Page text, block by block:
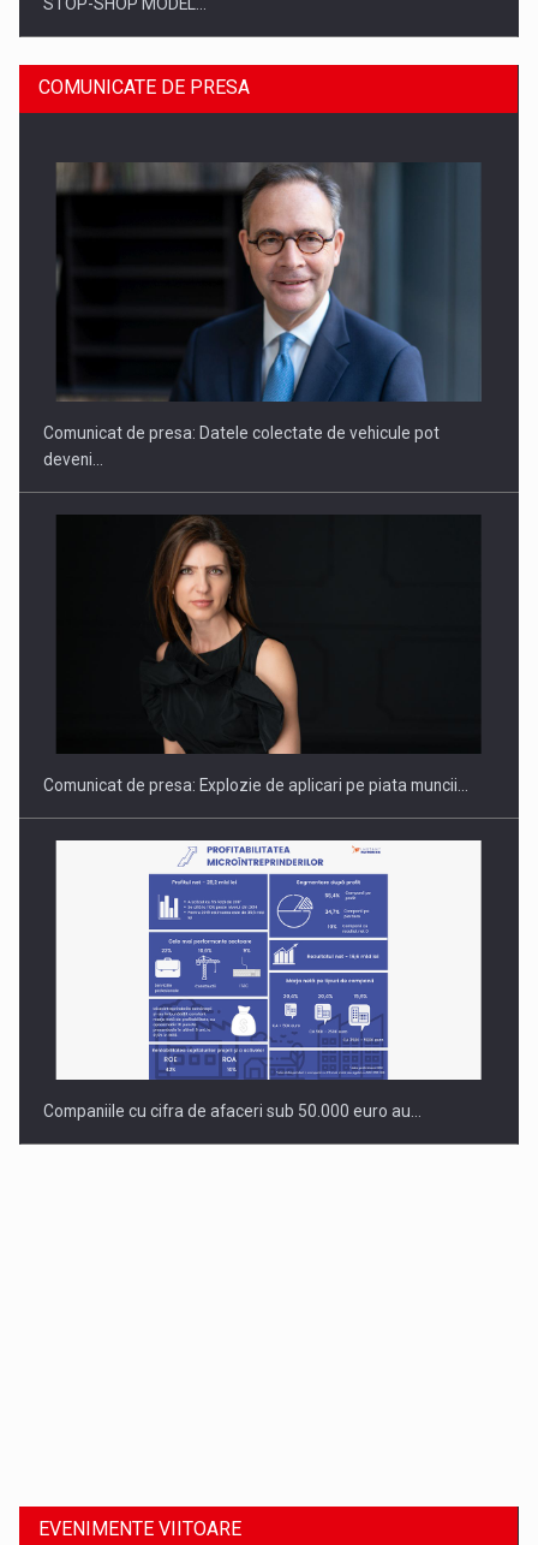
STOP-SHOP MODEL…
ROOTED IN ROMANIA, BUILT TO DELIVER TECHNOLOGY FOR
PUTTING ROMANIAN CORPORATE COMPANIES ON THE
INTERNATIONAL BUSINESS SCENE
COMUNICATE DE PRESA
Comunicat de presa: Datele colectate de vehicule pot
deveni…
Comunicat de presa: Explozie de aplicari pe piata muncii…
Companiile cu cifra de afaceri sub 50.000 euro au…
EVENIMENTE VIITOARE